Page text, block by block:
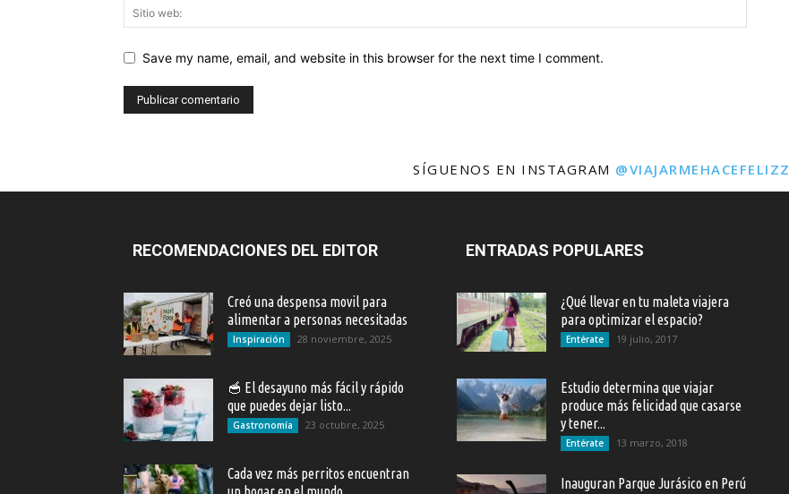
Save my name, email, and website in this browser for the next time I comment.
SÍGUENOS EN INSTAGRAM @VIAJARMEHACEFELIZZ
RECOMENDACIONES DEL EDITOR
Creó una despensa movil para
alimentar a personas necesitadas
Inspiración 28 noviembre, 2025
🥣 El desayuno más fácil y rápido
que puedes dejar listo...
Gastronomía 23 octubre, 2025
Cada vez más perritos encuentran
ENTRADAS POPULARES
¿Qué llevar en tu maleta viajera
para optimizar el espacio?
Entérate 19 julio, 2017
Estudio determina que viajar
produce más felicidad que casarse
y tener...
Entérate 13 marzo, 2018
Inauguran Parque Jurásico en Perú